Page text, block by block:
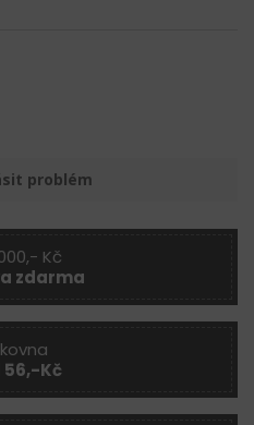
problém
Kč
zdarma
56,-Kč